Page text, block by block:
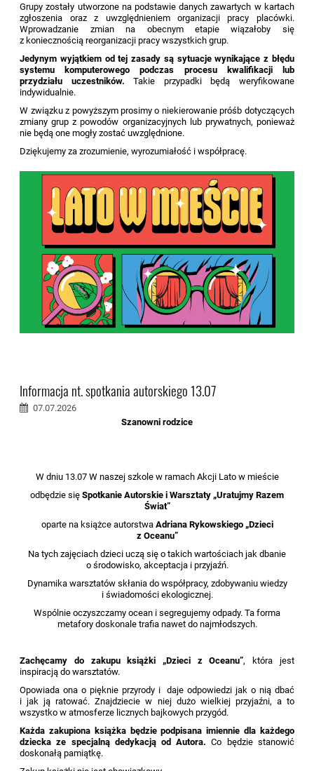
Grupy zostały utworzone na podstawie danych zawartych w kartach
zgłoszenia oraz z uwzględnieniem organizacji pracy placówki.
Wprowadzanie zmian na obecnym etapie wiązałoby się
z koniecznością reorganizacji pracy wszystkich grup.
Jedynym wyjątkiem od tej zasady są sytuacje wynikające z błędu
systemu komputerowego podczas procesu kwalifikacji lub
przydziału uczestników. Takie przypadki będą weryfikowane
indywidualnie.
W związku z powyższym prosimy o niekierowanie próśb dotyczących
zmiany grup z powodów organizacyjnych lub prywatnych, ponieważ
nie będą one mogły zostać uwzględnione.
Dziękujemy za zrozumienie, wyrozumiałość i współpracę.
Informacja nt. spotkania autorskiego 13.07
07.07.2026
Szanowni rodzice
W dniu 13.07 W naszej szkole w ramach Akcji Lato w mieście
odbędzie się Spotkanie Autorskie i Warsztaty „Uratujmy Razem
Świat”
oparte na książce autorstwa Adriana Rykowskiego „Dzieci
z Oceanu”
Na tych zajęciach dzieci uczą się o takich wartościach jak dbanie
o środowisko, akceptacja i przyjaźń.
Dynamika warsztatów skłania do współpracy, zdobywaniu wiedzy
i świadomości ekologicznej.
Wspólnie oczyszczamy ocean i segregujemy odpady. Ta forma
metafory doskonale trafia nawet do najmłodszych.
Zachęcamy do zakupu książki „Dzieci z Oceanu”, która jest
inspiracją do warsztatów.
Opowiada ona o pięknie przyrody i daje odpowiedzi jak o nią dbać
i jak ją ratować. Znajdziecie w niej dużo wielkiej przyjaźni, a to
wszystko w atmosferze licznych bajkowych przygód.
Każda zakupiona książka będzie podpisana imiennie dla każdego
dziecka ze specjalną dedykacją od Autora.Co będzie stanowić
doskonałą pamiątkę.